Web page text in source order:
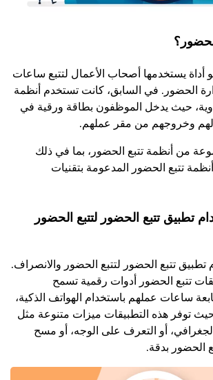
أداة يستخدمها أصحاب الأعمال لتتبع ساعات
الحضور. في السابق، كانت تستخدم أنظمة
حيث يدخل الموظفون بطاقة ورقية في
وخروجهم من مقر عملهم.
من أنظمة تتبع الحضور، بما في ذلك
تتبع الحضور المدعومة بتقنيات
تطبيق تتبع الحضور لتتبع الحضور
تطبيق تتبع الحضور لتتبع الحضور والانصراف.
تتبع الحضور أدوات رقمية تسمح
ساعات عملهم باستخدام الهواتف الذكية،
حيث توفر هذه التطبيقات ميزات متنوعة مثل
أو التعرف على الوجه، أو مسح
الحضور بدقة.